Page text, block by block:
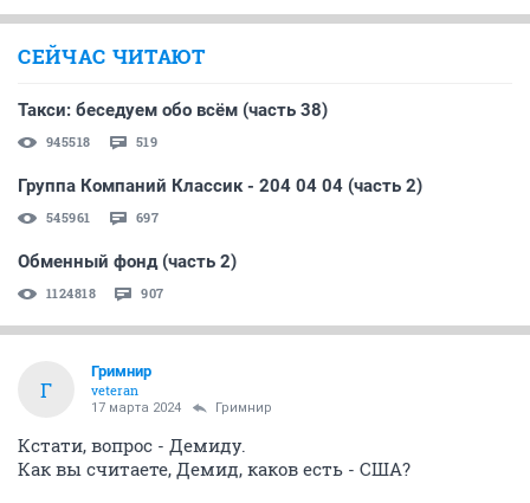
СЕЙЧАС ЧИТАЮТ
Такси: беседуем обо всём (часть 38)
945518 519
Группа Компаний Классик - 204 04 04 (часть 2)
545961 697
Обменный фонд (часть 2)
1124818 907
Г
Гримнир
veteran
17 марта 2024 Гримнир
Кстати, вопрос - Демиду.
Как вы считаете, Демид, каков есть - США?